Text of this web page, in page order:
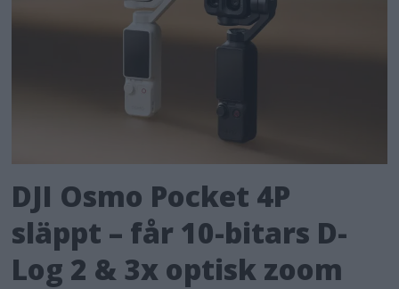
DJI Osmo Pocket 4P
släppt – får 10-bitars D-
Log 2 & 3x optisk zoom